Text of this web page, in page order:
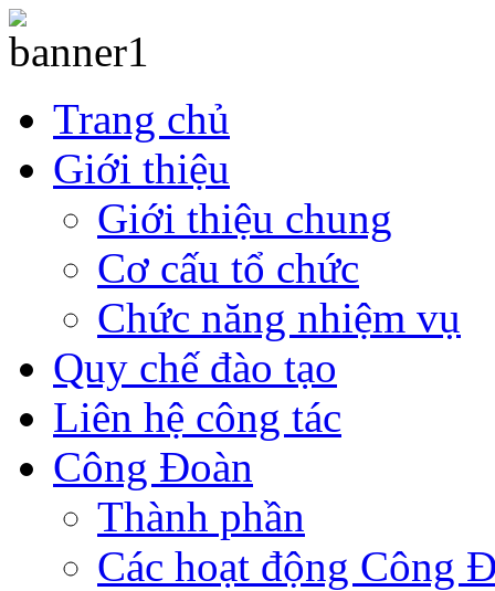
Trang chủ
Giới thiệu
Giới thiệu chung
Cơ cấu tổ chức
Chức năng nhiệm vụ
Quy chế đào tạo
Liên hệ công tác
Công Đoàn
Thành phần
Các hoạt động Công